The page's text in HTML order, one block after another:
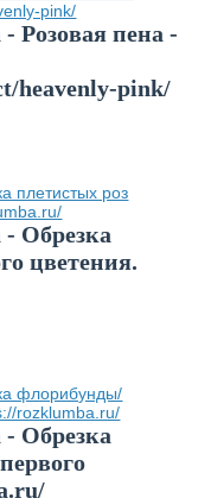
Розовая пена -
heavenly-pink/
Обрезка
цветения.
Обрезка